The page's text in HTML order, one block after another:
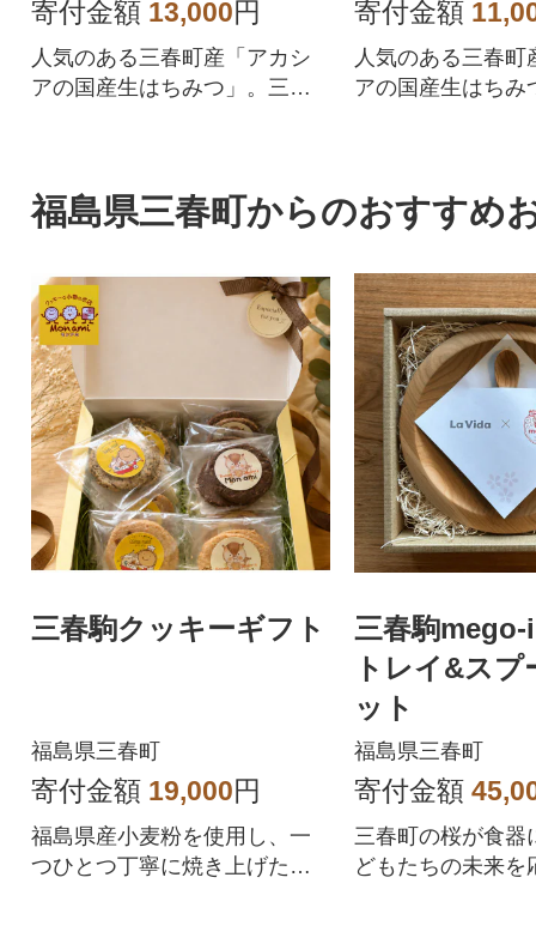
寄付金額 13,000円
人気のある三春町産「アカシ
アの国産生はちみつ」。三春
寄付金額
人気のある三春町
アの国産生はちみ
福島県三春町からのおすすめ
三春駒クッキーギフト
福島県三春町
寄付金額 19,000円
福島県産小麦粉を使用し、一
つひとつ丁寧に焼き上げた手
三春駒mego-
トレイ&ス
ット
福島県三春町
寄付金額
三春町の桜が食器
どもたちの未来を